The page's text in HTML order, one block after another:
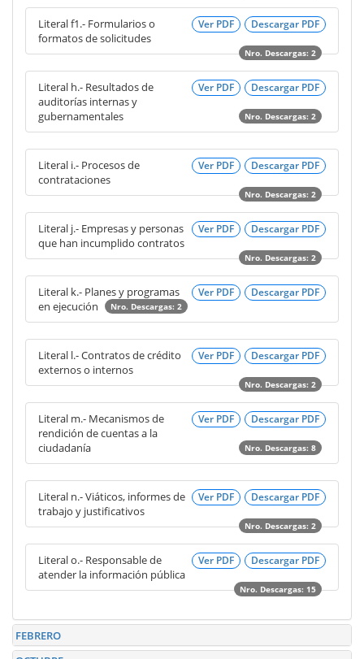
Descargar PDF
Ver PDF
Literal f1.- Formularios o
formatos de solicitudes
Nro. Descargas: 2
Descargar PDF
Ver PDF
Literal h.- Resultados de
auditorías internas y
gubernamentales
Nro. Descargas: 2
Descargar PDF
Ver PDF
Literal i.- Procesos de
contrataciones
Nro. Descargas: 2
Descargar PDF
Ver PDF
Literal j.- Empresas y personas
que han incumplido contratos
Nro. Descargas: 2
Descargar PDF
Ver PDF
Literal k.- Planes y programas
en ejecución
Nro. Descargas: 2
Descargar PDF
Ver PDF
Literal l.- Contratos de crédito
externos o internos
Nro. Descargas: 2
Descargar PDF
Ver PDF
Literal m.- Mecanismos de
rendición de cuentas a la
ciudadanía
Nro. Descargas: 8
Descargar PDF
Ver PDF
Literal n.- Viáticos, informes de
trabajo y justificativos
Nro. Descargas: 2
Descargar PDF
Ver PDF
Literal o.- Responsable de
atender la información pública
Nro. Descargas: 15
FEBRERO